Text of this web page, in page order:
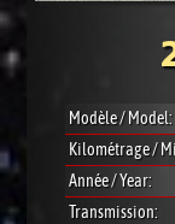
Modèle / Model:
Kilométrage /
Année / Year:
Transmission: